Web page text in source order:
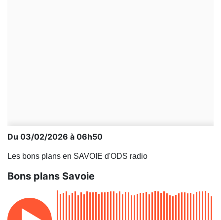
Du 03/02/2026 à 06h50
Les bons plans en SAVOIE d'ODS radio
Bons plans Savoie